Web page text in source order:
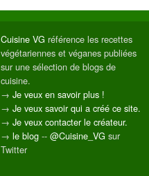
Cuisine VG référence les recettes
végétariennes et véganes publiées
sur une sélection de blogs de
cuisine.
→ Je veux en savoir plus !
→ Je veux savoir qui a créé ce site.
→ Je veux contacter le créateur.
→ le blog -- @Cuisine_VG sur
Twitter